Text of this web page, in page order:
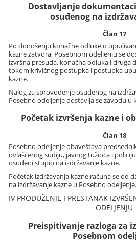
Dostavljanje
osuđenog na
Član 17
Po donošenju konačne odluke o
kazne zatvora, Posebnom odeljenju se
izvršna presuda, konačna odluka i druga
tokom krivičnog postupka i postupka
kazne.
Nalog za sprovođenje osuđenog na
Posebno odeljenje dostavlja se zavodu u
Početak izvršenja kazne i
Član 18
Posebno odeljenje obaveštava
ovlašćenog sudiju, javnog tužioca i
osuđeni stupio na izdržavanje kazne.
Početak izdržavanja kazne računa se od
na izdržavanje kazne u Posebno odeljenje.
IV PRODUŽENJE I PRESTANAK
ODELJENJU
Preispitivanje razloga za
Posebnom